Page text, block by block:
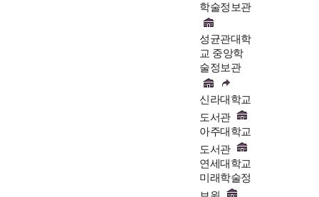
학술정보관
성균관대학
교 중앙학
술정보관
신라대학교
도서관
아주대학교
도서관
연세대학교
미래학술정